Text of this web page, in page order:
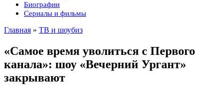
Биографии
Сериалы и фильмы
Главная » ТВ и шоубиз
«Самое время уволиться с Первого
канала»: шоу «Вечерний Ургант»
закрывают